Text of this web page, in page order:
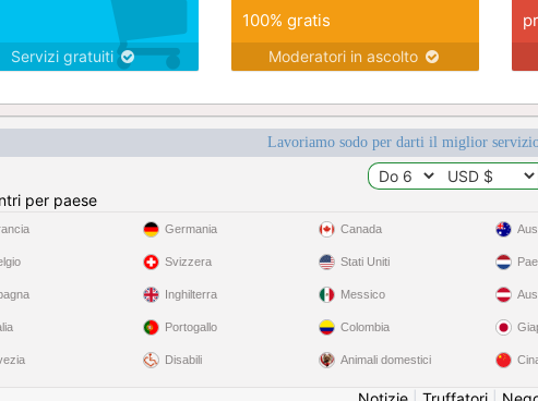
Servizi gratuiti
100% gratis
Moderatori in ascolto
Lavoriamo sodo per darti il miglior
per paese
Germania
Svizzera
Inghilterra
Portogallo
Disabili
Canada
Stati Uniti
Messico
Colombia
Animali domestici